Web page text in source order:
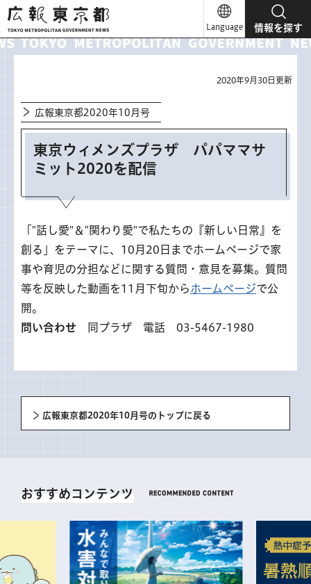
広報東京都
Language 情報を探す
2020年9月30日更新
広報東京都2020年10月号
東京ウィメンズプラザ パパママサ
ミット2020を配信
「"話し愛"＆"関わり愛"で私たちの『新しい日常』を
創る」をテーマに、10月20日までホームページで家
事や育児の分担などに関する質問・意見を募集。質問
等を反映した動画を11月下旬から ホームページで公
開。
問い合わせ 同プラザ 電話 03-5467-1980
広報東京都2020年10月号のトップに戻る
おすすめコンテンツ